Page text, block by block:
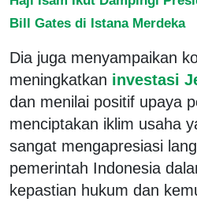
Bill Gates di Istana Merdeka
Dia juga menyampaikan
meningkatkan investasi
dan menilai positif upaya
menciptakan iklim usaha
sangat mengapresiasi
pemerintah Indonesia
kepastian hukum dan